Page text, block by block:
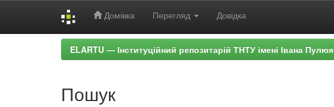
Домівка Перегляд Довідка
ELARTU — Інституційний репозитарій ТНТУ імені Івана Пулюя
Пошук